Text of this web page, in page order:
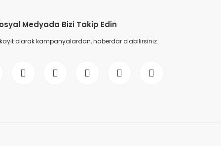
Medyada Bizi Takip Edin
olarak kampanyalardan, haberdar olabilirsiniz.